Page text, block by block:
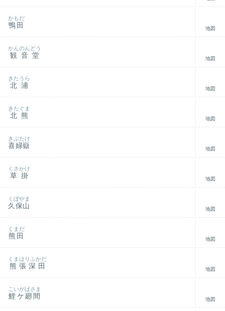
鴨田
かもだ
地図
観音堂
かんのんどう
地図
北浦
きたうら
地図
北熊
きたぐま
地図
喜婦嶽
きぶたけ
地図
草掛
くさかけ
地図
久保山
くぼやま
地図
熊田
くまだ
地図
熊張深田
くまはりふかだ
地図
鯉ケ廻間
こいがばさま
地図